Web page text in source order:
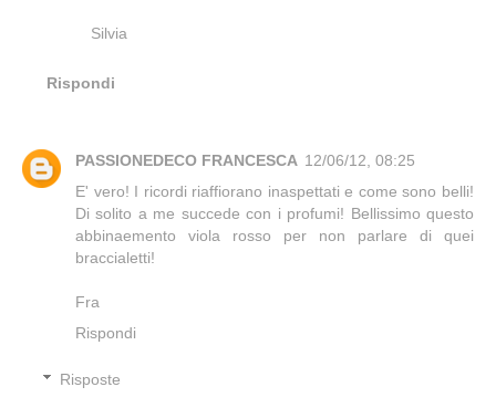
Silvia
Rispondi
PASSIONEDECO FRANCESCA 12/06/12, 08:25
E' vero! I ricordi riaffiorano inaspettati e come sono belli!
Di solito a me succede con i profumi! Bellissimo questo
abbinaemento viola rosso per non parlare di quei
braccialetti!
Fra
Rispondi
Risposte